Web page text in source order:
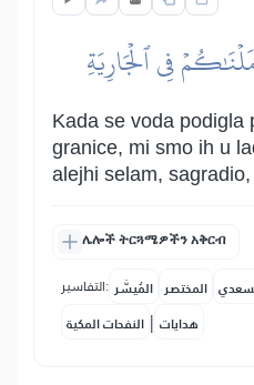
فِي ٱلۡجَارِيَةِ
Kada se voda podigla
granice, mi smo ih u
alejhi selam,
ሌሎች ትርጓሜዎችን አቅርብ
التفاسير: المُيسَّر المختصر
النفحات المكية | هدايات